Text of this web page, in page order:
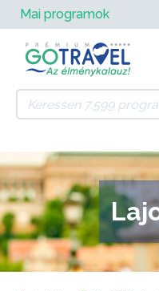
Mai programok